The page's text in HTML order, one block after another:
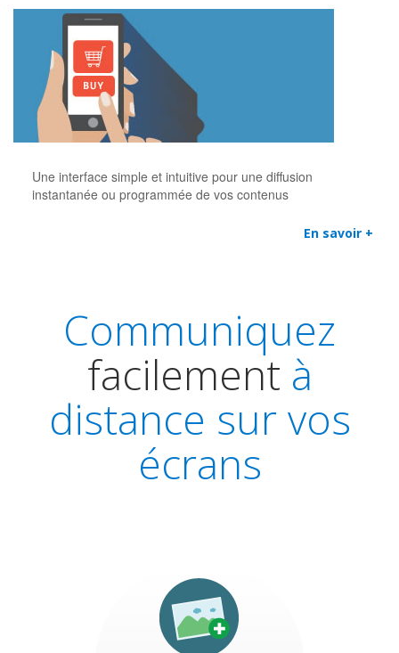
Une interface simple et intuitive pour une diffusion
instantanée ou programmée de vos contenus
En savoir +
Communiquez
facilement à
distance sur vos
écrans
Tous formats
acceptés: ppt, mpeg,